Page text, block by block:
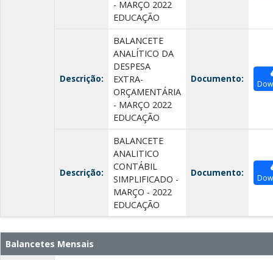
- MARÇO 2022
EDUCAÇÃO
Descrição:
BALANCETE
ANALÍTICO DA
DESPESA
EXTRA-
ORÇAMENTÁRIA
- MARÇO 2022
EDUCAÇÃO
Documento:
Descrição:
BALANCETE
ANALITICO
CONTÁBIL
SIMPLIFICADO -
MARÇO - 2022
EDUCAÇÃO
Documento:
Balancetes Mensais